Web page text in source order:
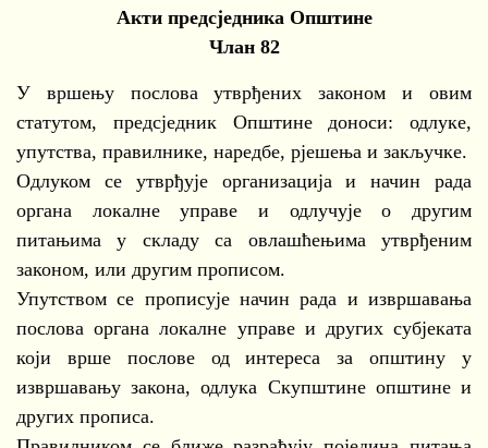
Акти предсједника Општине
Члан 82
У вршењу послова утврђених законом и овим
статутом, предсједник Општине доноси: одлуке,
упутства, правилнике, наредбе, рјешења и закључке.
Одлуком се утврђује организација и начин рада
органа локалне управе и одлучује о другим
питањима у складу са овлашћењима утврђеним
законом, или другим прописом.
Упутством се прописује начин рада и извршавања
послова органа локалне управе и других субјеката
који врше послове од интереса за општину у
извршавању закона, одлука Скупштине општине и
других прописа.